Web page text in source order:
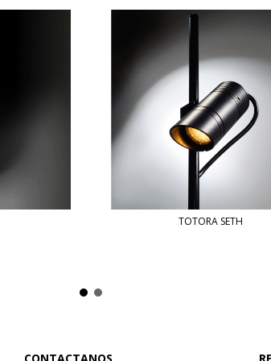
TOTORA SETH